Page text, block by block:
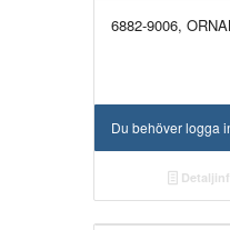
6882-9006,
Du behöver logga